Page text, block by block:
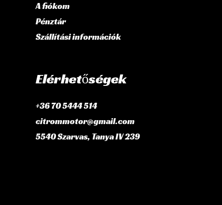
A fiókom
Pénztár
Szállítási információk
Elérhetőségek
+36 70 5444 514
citrommotor@gmail.com
5540 Szarvas, Tanya IV 239